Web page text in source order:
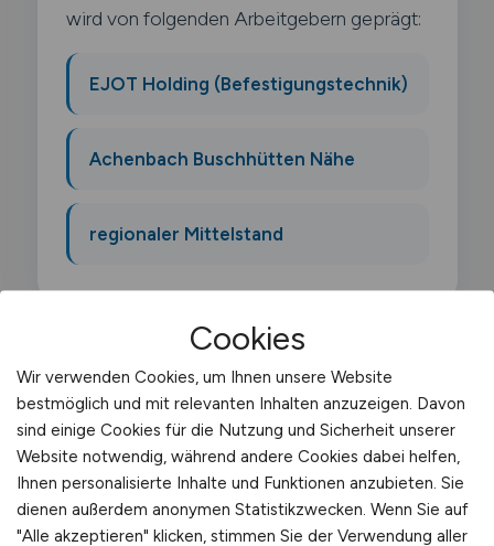
wird von folgenden Arbeitgebern geprägt:
EJOT Holding (Befestigungstechnik)
Achenbach Buschhütten Nähe
regionaler Mittelstand
Was macht ein
Warenausgangsmitarbeiter?
Als Warenausgangsmitarbeiter bearbeitest
du die Auslieferung von Waren. stellst
Cookies
Wir verwenden Cookies, um Ihnen unsere Website
bestmöglich und mit relevanten Inhalten anzuzeigen. Davon
sind einige Cookies für die Nutzung und Sicherheit unserer
Website notwendig, während andere Cookies dabei helfen,
Ihnen personalisierte Inhalte und Funktionen anzubieten. Sie
dienen außerdem anonymen Statistikzwecken. Wenn Sie auf
"Alle akzeptieren" klicken, stimmen Sie der Verwendung aller